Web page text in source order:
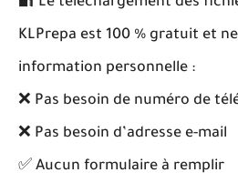
KLPrepa est 100 % gratuit et
information personnelle :
❌ Pas besoin de numéro de
❌ Pas besoin d’adresse e-mail
✅ Aucun formulaire à remplir